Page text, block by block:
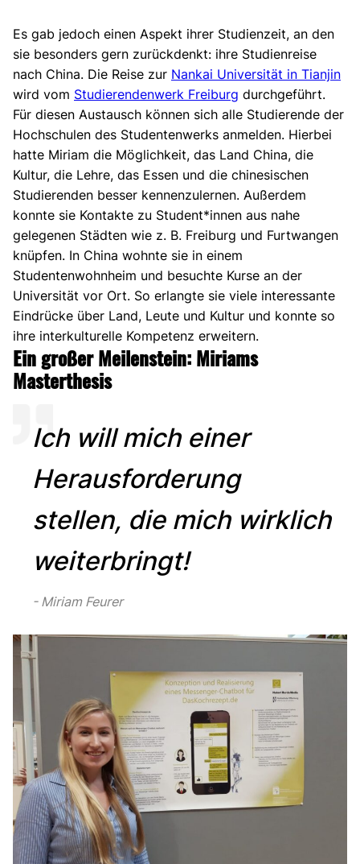
Es gab jedoch einen Aspekt ihrer Studienzeit, an den
sie besonders gern zurückdenkt: ihre Studienreise
nach China. Die Reise zur Nankai Universität in Tianjin
wird vom Studierendenwerk Freiburg durchgeführt.
Für diesen Austausch können sich alle Studierende der
Hochschulen des Studentenwerks anmelden. Hierbei
hatte Miriam die Möglichkeit, das Land China, die
Kultur, die Lehre, das Essen und die chinesischen
Studierenden besser kennenzulernen. Außerdem
konnte sie Kontakte zu Student*innen aus nahe
gelegenen Städten wie z. B. Freiburg und Furtwangen
knüpfen. In China wohnte sie in einem
Studentenwohnheim und besuchte Kurse an der
Universität vor Ort. So erlangte sie viele interessante
Eindrücke über Land, Leute und Kultur und konnte so
ihre interkulturelle Kompetenz erweitern.
Ein großer Meilenstein: Miriams
Masterthesis
Ich will mich einer
Herausforderung
stellen, die mich wirklich
weiterbringt!
Miriam Feurer